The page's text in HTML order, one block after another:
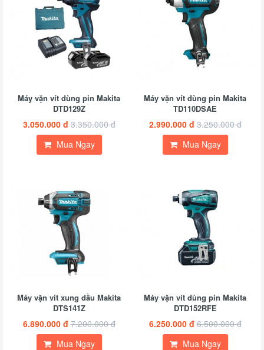
Máy vặn vít dùng pin Makita
DTD129Z
3.050.000 đ 3.350.000 đ
Mua Ngay
Máy vặn vít dùng pin Makita
TD110DSAE
2.990.000 đ 3.250.000 đ
Mua Ngay
Máy vặn vít xung dầu Makita
DTS141Z
6.890.000 đ 7.200.000 đ
Mua Ngay
Máy vặn vít dùng pin Makita
DTD152RFE
6.250.000 đ 6.500.000 đ
Mua Ngay